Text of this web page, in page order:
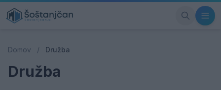
Domov / Družba
Družba